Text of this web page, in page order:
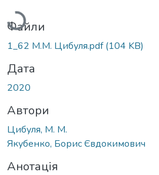
Файли
1_62 М.М. Цибуля.pdf(104 KB)
Дата
2020
Автори
Цибуля, М. М.
Якубенко, Борис Євдокимович
Анотація